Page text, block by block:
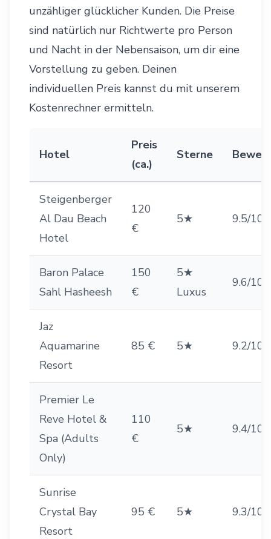
unzähliger glücklicher Kunden. Die Preise
sind natürlich nur Richtwerte pro Person
und Nacht in der Nebensaison, um dir eine
Vorstellung zu geben. Deinen
individuellen Preis kannst du mit unserem
Kostenrechner ermitteln.
Hotel
Preis
(ca.)
Sterne
Steigenberger
Al Dau Beach
Hotel
120
€
5★ 9.5/10
Baron Palace
Sahl Hasheesh
150
€
5★
Luxus
9.6/10
Jaz
Aquamarine
Resort
85 € 5★ 9.2/10
Premier Le
Reve Hotel &
Spa (Adults
Only)
110
€
5★ 9.4/10
Sunrise
Crystal Bay
Resort
95 € 5★ 9.3/10